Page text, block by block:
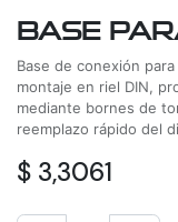
BASE
Base de conexión
montaje en riel DIN,
mediante bornes de
reemplazo rápido del
$ 3,3061